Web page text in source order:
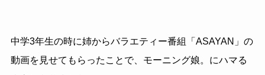
中学3年生の時に姉からバラエティー番組「ASAYAN」の
動画を見せてもらったことで、モーニング娘。にハマる